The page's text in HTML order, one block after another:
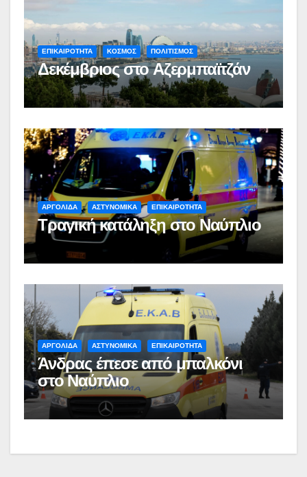
ΕΠΙΚΑΙΡΟΤΗΤΑ ΚΟΣΜΟΣ ΠΟΛΙΤΙΣΜΟΣ
Δεκέμβριος στο Αζερμπαϊτζάν
ΑΡΓΟΛΙΔΑ ΑΣΤΥΝΟΜΙΚΑ ΕΠΙΚΑΙΡΟΤΗΤΑ
Τραγική κατάληξη στο Ναύπλιο
ΑΡΓΟΛΙΔΑ ΑΣΤΥΝΟΜΙΚΑ ΕΠΙΚΑΙΡΟΤΗΤΑ
Άνδρας έπεσε από μπαλκόνι
στο Ναύπλιο